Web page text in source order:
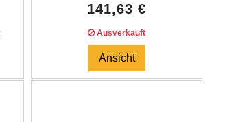
141,63 €
Ausverkauft
Ansicht